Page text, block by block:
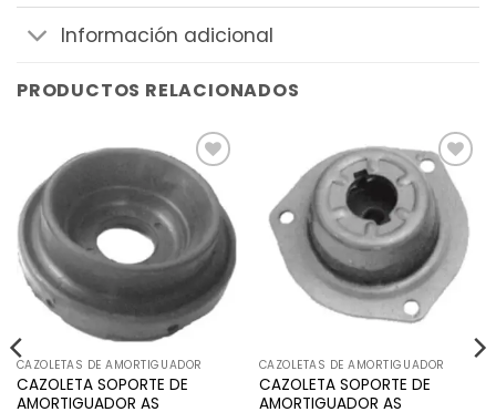
Información adicional
PRODUCTOS RELACIONADOS
Añadir
a la
lista de
deseos
CAZOLETAS DE AMORTIGUADOR
CAZOLETA SOPORTE DE
AMORTIGUADOR AS
Añadir
a la
lista de
deseos
CAZOLETAS DE AMORTIGUADOR
CAZOLETA SOPORTE DE
AMORTIGUADOR AS